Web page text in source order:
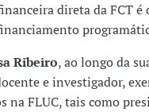
direta da FCT é
Ribeiro, ao longo da
e investigador,
na FLUC, tais como